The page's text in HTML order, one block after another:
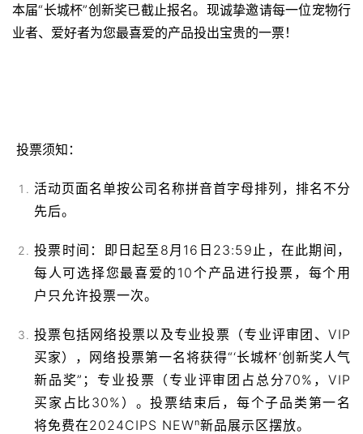
本届“长城杯”创新奖已截止报名。现诚挚邀请每一位宠物行
业者、爱好者为您最喜爱的产品投出宝贵的一票！
投票须知：
活动页面名单按公司名称拼音首字母排列，排名不分
先后。
投票时间：即日起至8月16日23:59止，在此期间，
每人可选择您最喜爱的10个产品进行投票，每个用
户只允许投票一次。
投票包括网络投票以及专业投票（专业评审团、VIP
买家），网络投票第一名将获得“‘长城杯’创新奖人气
新品奖”；专业投票（专业评审团占总分70%，VIP
买家占比30%）。投票结束后，每个子品类第一名
将免费在2024CIPS NEWⁿ新品展示区摆放。